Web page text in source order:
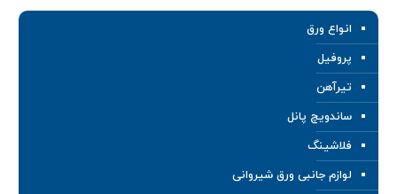
انواع ورق
پروفیل
تیرآهن
ساندویچ پانل
فلاشینگ
لوازم جانبی ورق شیروانی